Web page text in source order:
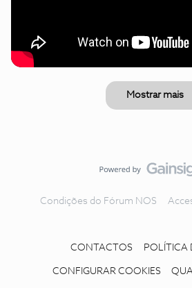
Mostrar mais
Condições do Fórum NOS
CONTACTOS POLÍTICA
CONFIGURAR COOKIES